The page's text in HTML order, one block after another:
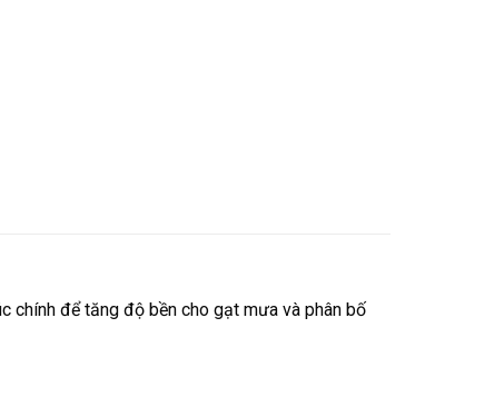
để tăng độ bền cho gạt mưa và phân bố